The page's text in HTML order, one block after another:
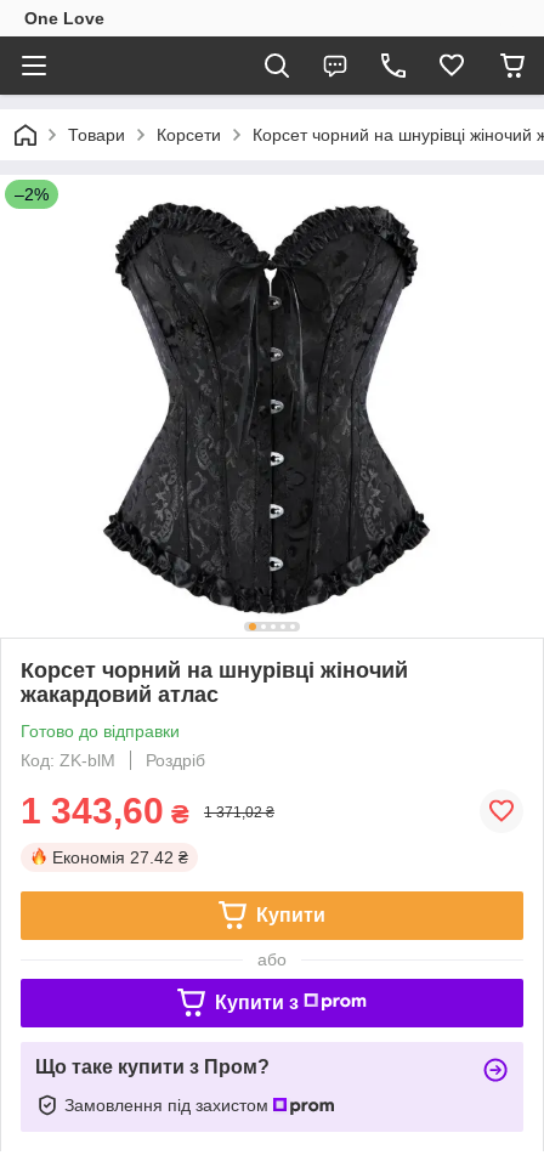
One Love
Товари Корсети Корсет чорний на шнурівці жіночий
–2%
Корсет чорний на шнурівці жіночий
жакардовий атлас
Готово до відправки
Код: ZK-blM
Роздріб
1 343,60 ₴ 1 371,02 ₴
Економія 27.42 ₴
Купити
або
Купити з
Що таке купити з Пром?
Замовлення під захистом